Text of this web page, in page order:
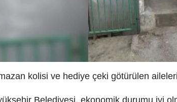
kolisi ve hediye çeki götürülen
Belediyesi, ekonomik durumu iyi